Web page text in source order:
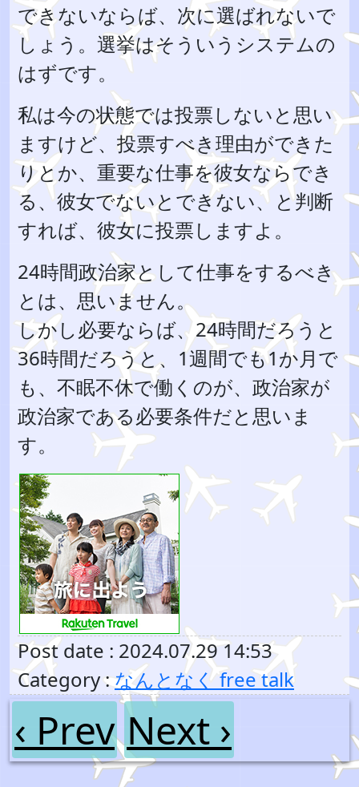
できないならば、次に選ばれないで
しょう。選挙はそういうシステムの
はずです。
私は今の状態では投票しないと思い
ますけど、投票すべき理由ができた
りとか、重要な仕事を彼女ならでき
る、彼女でないとできない、と判断
すれば、彼女に投票しますよ。
24時間政治家として仕事をするべき
とは、思いません。
しかし必要ならば、24時間だろうと
36時間だろうと、1週間でも1か月で
も、不眠不休で働くのが、政治家が
政治家である必要条件だと思いま
す。
Post date : 2024.07.29 14:53
Category : なんとなく free talk
‹ Prev Next ›